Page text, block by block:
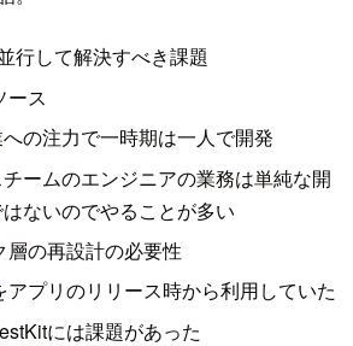
行して解決すべき課題
ース
の注力で一時期は一人で開発
ームのエンジニアの業務は単純な開
ないのでやることが多い
層の再設計の必要性
アプリのリリース時から利用していた
には課題があった